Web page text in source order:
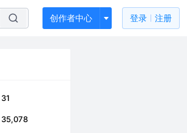
创作者中心 登录 注册
31
35,078